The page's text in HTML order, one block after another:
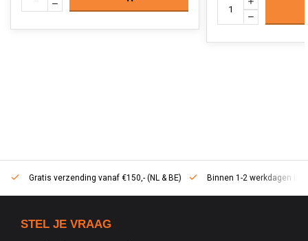
Gratis verzending vanaf €150,- (NL & BE) Binnen 1-2 werkdagen in
STEL JE VRAAG